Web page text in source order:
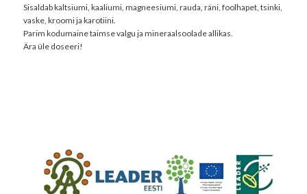
Sisaldab kaltsiumi, kaaliumi, magneesiumi, rauda, räni, foolhapet, tsinki,
vaske, kroomi ja karotiini.
Parim kodumaine taimse valgu ja mineraalsoolade allikas.
Ära üle doseeri!